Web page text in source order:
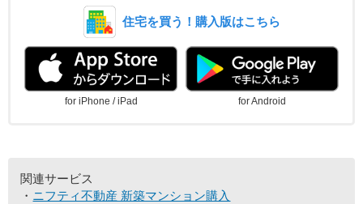
住宅を買う！購入版はこちら
for iPhone / iPad for Android
関連サービス
ニフティ不動産 新築マンション購入